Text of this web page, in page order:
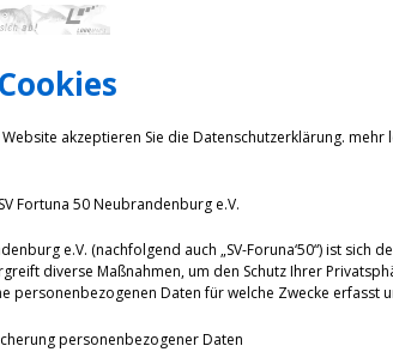
akzeptieren Sie die Datenschutzerklärung. mehr
Fortuna 50 Neubrandenburg e.V.
e.V. (nachfolgend auch „SV-Foruna‘50“) ist
diverse Maßnahmen, um den Schutz Ihrer
personenbezogenen Daten für welche Zwecke erfasst
personenbezogener Daten